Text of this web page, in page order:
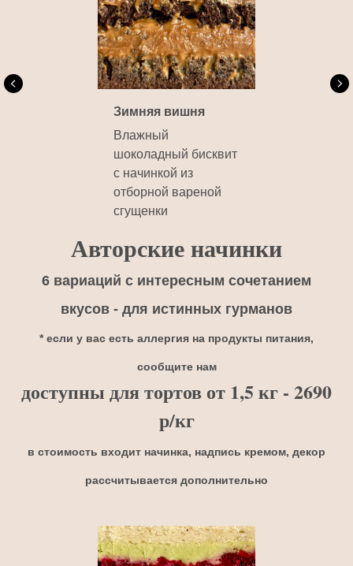
Зимняя вишня
Влажный
шоколадный бисквит
с начинкой из
отборной вареной
сгущенки
Авторские начинки
6 вариаций с интересным сочетанием
вкусов - для истинных гурманов
* если у вас есть аллергия на продукты питания,
сообщите нам
доступны для тортов от 1,5 кг - 2690
р/кг
в стоимость входит начинка, надпись кремом, декор
рассчитывается дополнительно